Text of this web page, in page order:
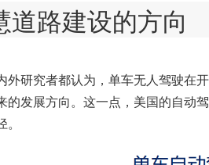
道路建设的方向
外研究者都认为，单车无人驾驶在
的发展方向。这一点，美国的自动